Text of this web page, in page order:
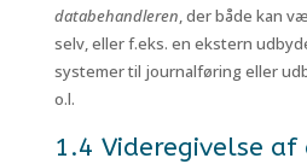
databehandleren, der både kan
selv, eller f.eks. en ekstern
systemer til journalføring eller
o.l.
1.4 Videregivelse af